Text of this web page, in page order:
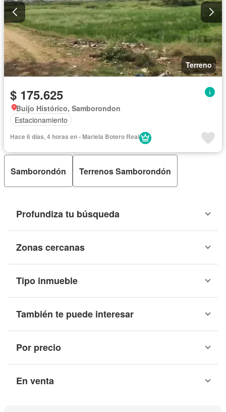
Terreno
$ 175.625
Buijo Histórico, Samborondon
Estacionamiento
Hace 6 días, 4 horas en - Mariela Botero Real
Samborondón Terrenos Samborondón
Profundiza tu búsqueda
Zonas cercanas
Tipo inmueble
También te puede interesar
Por precio
En venta